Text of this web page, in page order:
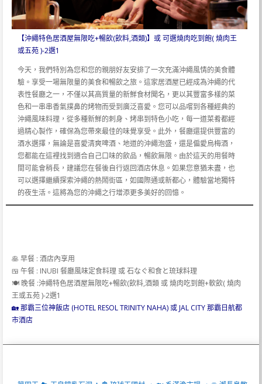
【沖繩特色居酒屋無限吃+暢飲(飲料,酒類)】或 可選燒肉吃到飽( 燒肉王
或五苑 )-2選1
今天，我們特別為您和您的親朋好友安排了一次充滿沖繩風情的美食體
驗。享受一場無限量的美食和暢飲之旅。這家居酒屋已經成為沖繩的代
表性餐廳之一，不僅以其高質量的新鮮食材聞名，更以其豐富多樣的菜
色和一串串香氣撲鼻的烤物而受到廣泛喜愛。您可以品嚐到各種經典的
沖繩風味料理，從多種新鮮的刺身、烤串到特色小吃，每一道菜肴都經
過精心製作，確保為您帶來最佳的味覺享受。此外，餐廳還提供豐富的
酒水選擇，無論是喜愛清爽啤酒、地道的沖繩泡盛，還是偏愛烏梅酒，
您都能在這裡找到適合自己口味的飲品，暢飲無限。由於這天的用餐時
間可能會稍長，建議您在餐後自行返回酒店休息。如果您意猶未盡，也
可以選擇繼續探索沖繩的熱鬧街區，如國際通或新都心，體驗當地獨特
的夜生活。這將為您的沖繩之行增添更多美好的回憶。
🥞 早餐 : 酒店內享用
🍱 午餐 : INUBI 餐廳風味定食料理 或 石なぐ和食と琉球料理
🍽️ 晚餐 :沖繩特色居酒屋無限吃+暢飲(飲料,酒類 或 燒肉吃到飽+軟飲( 燒肉
王或五苑 )-2選1
🏡 那霸三位神飯店 (HOTEL RESOL TRINITY NAHA) 或 JAL CITY 那霸日航都
市酒店